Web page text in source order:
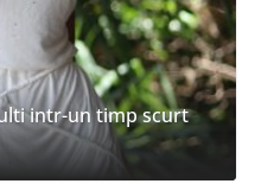
intr-un timp scurt